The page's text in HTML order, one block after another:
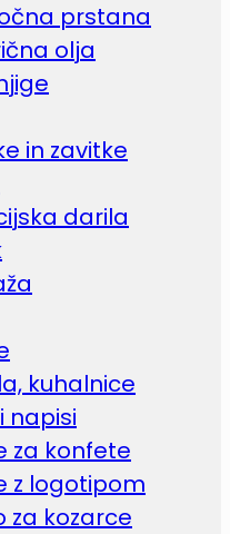
prstana
olja
in zavitke
darila
kuhalnice
napisi
za konfete
z logotipom
za kozarce